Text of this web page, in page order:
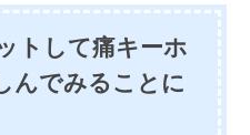
トして痛キーホ
でみることに